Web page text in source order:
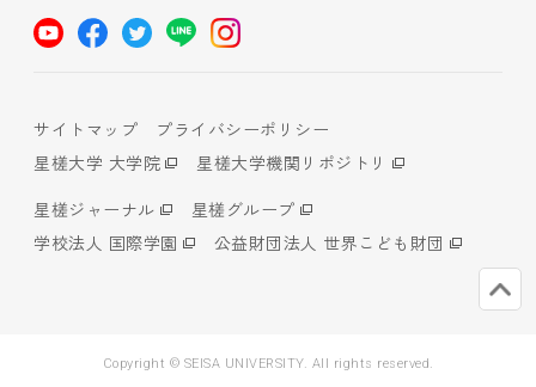
サイトマップ
プライバシーポリシー
星槎大学 大学院
星槎大学機関リポジトリ
星槎ジャーナル
星槎グループ
学校法人 国際学園
公益財団法人 世界こども財団
Copyright © SEISA UNIVERSITY. All rights reserved.